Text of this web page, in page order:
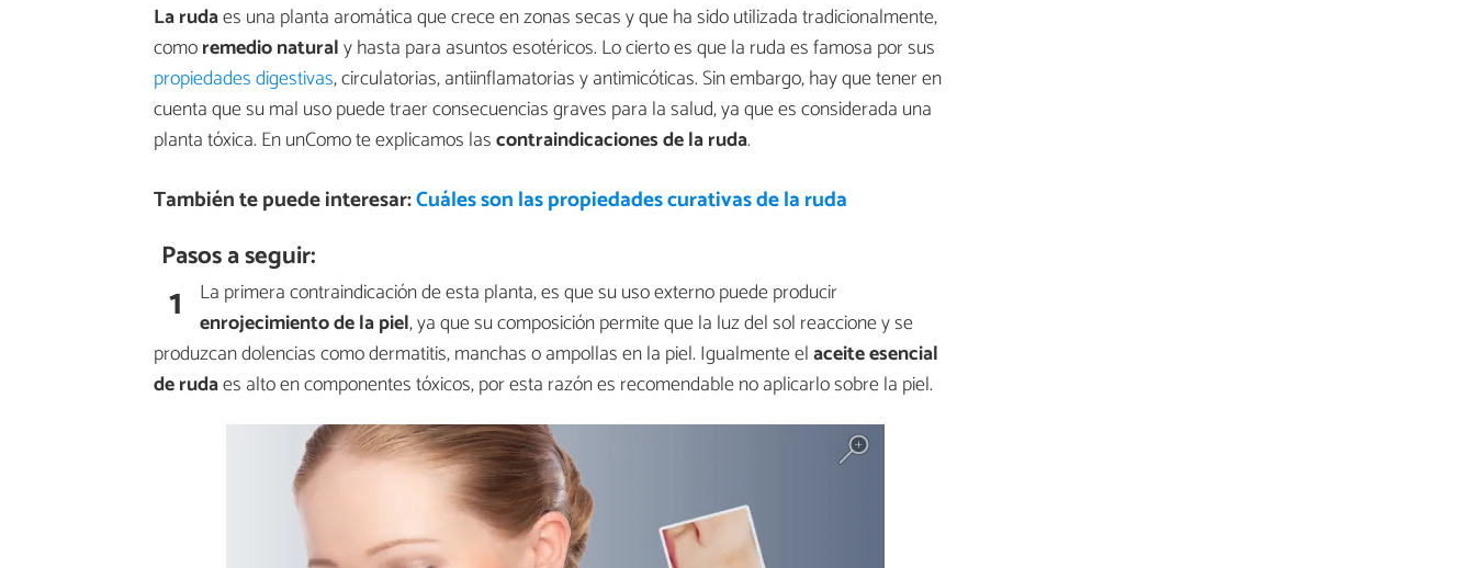
La rudaes una planta aromática que crece en zonas secas y que ha sido utilizada tradicionalmente,
comoremedio naturaly hasta para asuntos esotéricos. Lo cierto es que la ruda es famosa por sus
propiedades digestivas, circulatorias, antiinflamatorias y antimicóticas. Sin embargo, hay que tener en
cuenta que su mal uso puede traer consecuencias graves para la salud, ya que es considerada una
planta tóxica. En unComo te explicamos lascontraindicaciones de la ruda.
También te puede interesar:Cuáles son las propiedades curativas de la ruda
Pasos a seguir:
1
La primera contraindicación de esta planta, es que su uso externo puede producir
enrojecimiento de la piel, ya que su composición permite que la luz del sol reaccione y se
produzcan dolencias como dermatitis, manchas o ampollas en la piel. Igualmente elaceite esencial
de rudaes alto en componentes tóxicos, por esta razón es recomendable no aplicarlo sobre la piel.